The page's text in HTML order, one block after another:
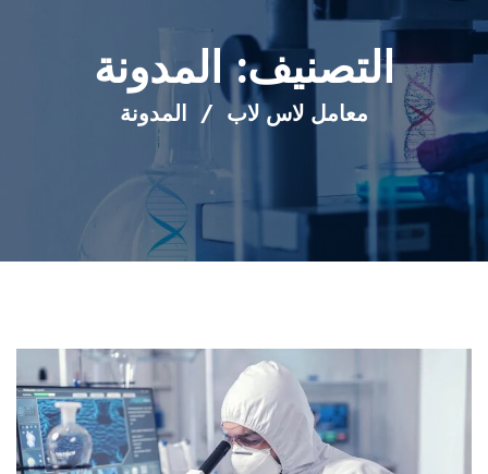
التصنيف:المدونة
معامل لاس لاب المدونة